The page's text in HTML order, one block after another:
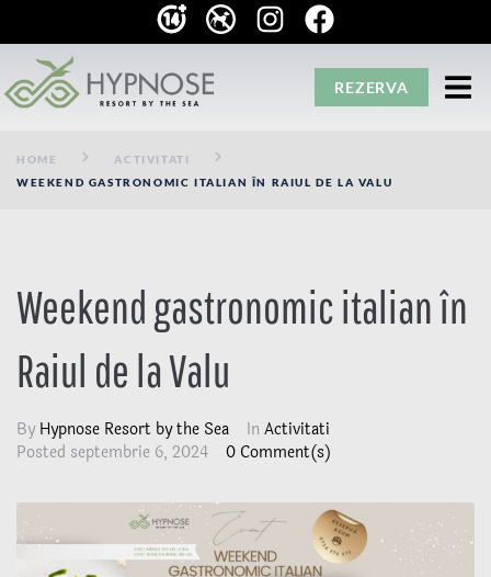
REZERVA
HOME
ACTIVITATI
WEEKEND GASTRONOMIC ITALIAN ÎN RAIUL DE LA VALU
Weekend gastronomic italian în
Raiul de la Valu
By Hypnose Resort by the Sea In Activitati
Posted septembrie 6, 2024 0 Comment(s)